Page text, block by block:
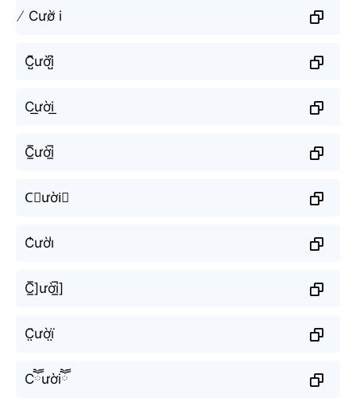
̸ Cườ̸ i
C̺͆ười̺͆
C͟ười͟
C̲̅ười̲̅
C⃣ười⃣
C̾ười̾
C̲̅]ười̲̅]
C̤̈ườï̤
Cཽườiཽ